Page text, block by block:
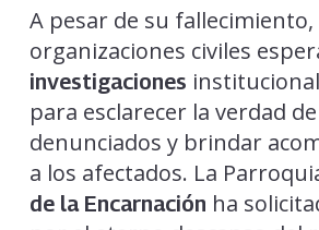
A pesar de su
organizaciones civiles
investigaciones
para esclarecer la verdad
denunciados y brindar
a los afectados. La
de la Encarnación ha